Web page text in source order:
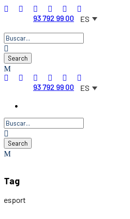
93 792 99 00 ES
93 792 99 00 ES
Tag
esport